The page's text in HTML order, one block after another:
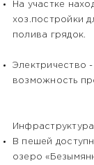
На участке
хоз.постройки
полива грядок.
Электричество -
возможность
В пешей
озеpо